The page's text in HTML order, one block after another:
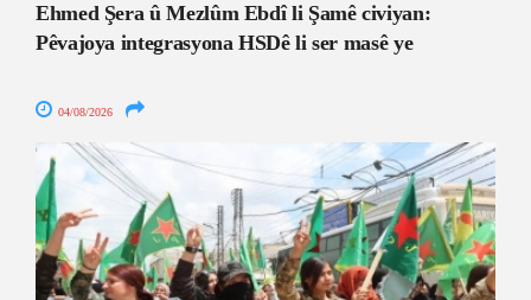
Ehmed Şera û Mezlûm Ebdî li Şamê civiyan:
Pêvajoya integrasyona HSDê li ser masê ye
04/08/2026